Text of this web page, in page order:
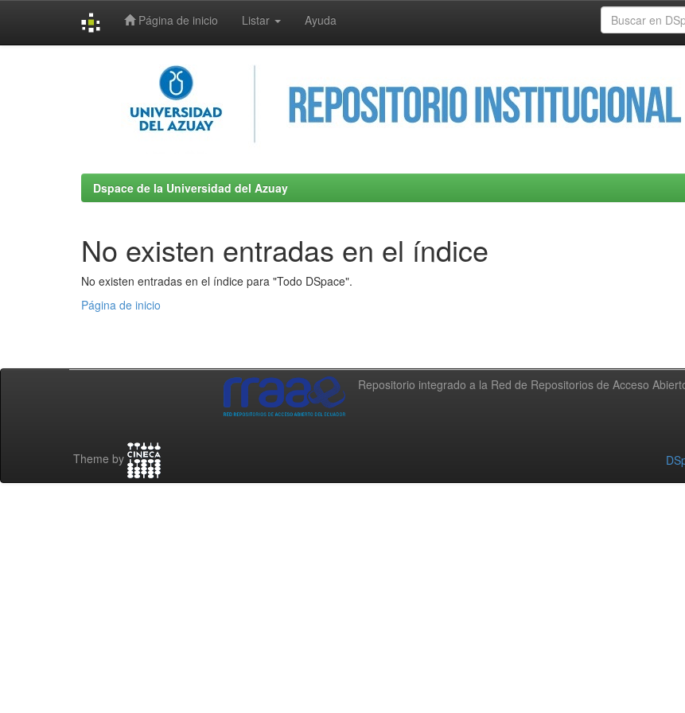
Página de inicio Listar Ayuda
Dspace de la Universidad del Azuay
No existen entradas en el índice
No existen entradas en el índice para "Todo DSpace".
Página de inicio
Repositorio integrado a la Red de Repositorios de Acceso
Theme by